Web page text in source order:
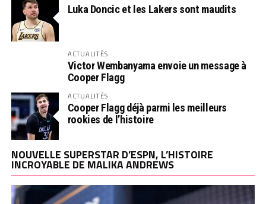
Luka Doncic et les Lakers sont maudits
ACTUALITÉS
Victor Wembanyama envoie un message à
Cooper Flagg
ACTUALITÉS
Cooper Flagg déjà parmi les meilleurs
rookies de l’histoire
NOUVELLE SUPERSTAR D’ESPN, L’HISTOIRE
INCROYABLE DE MALIKA ANDREWS